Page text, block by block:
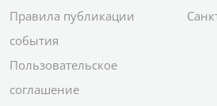
Правила публикации
события
Пользовательское
соглашение